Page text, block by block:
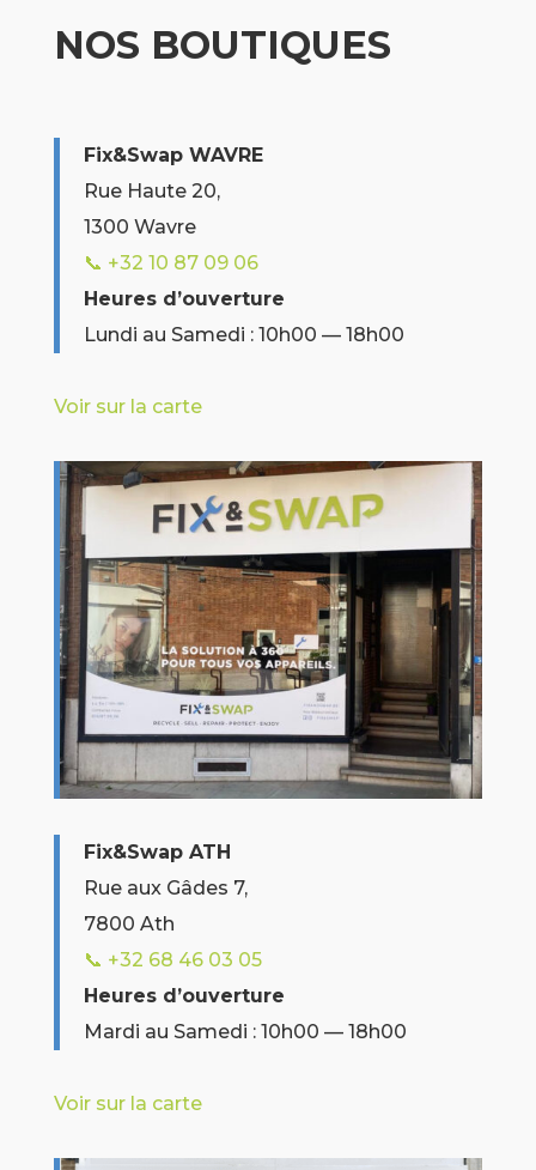
NOS BOUTIQUES
Fix&Swap WAVRE
Rue Haute 20,
1300 Wavre
📞 +32 10 87 09 06
Heures d’ouverture
Lundi au Samedi : 10h00 — 18h00
Voir sur la carte
Fix&Swap ATH
Rue aux Gâdes 7,
7800 Ath
📞 +32 68 46 03 05
Heures d’ouverture
Mardi au Samedi : 10h00 — 18h00
Voir sur la carte